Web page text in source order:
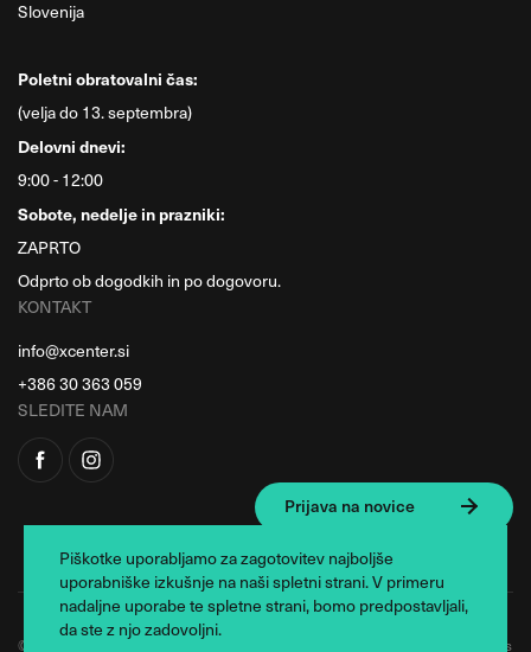
Slovenija
Poletni obratovalni čas:
(velja do 13. septembra)
Delovni dnevi:
9:00 - 12:00
Sobote, nedelje in prazniki:
ZAPRTO
Odprto ob dogodkih in po dogovoru.
KONTAKT
info@xcenter.si
+386 30 363 059
SLEDITE NAM
Prijava na novice
© 2026 Xcenter. All rights reserved. Oblikovanje in razvoj: Business Solutions
Piškotke uporabljamo za zagotovitev najboljše
uporabniške izkušnje na naši spletni strani. V primeru
nadaljne uporabe te spletne strani, bomo predpostavljali,
da ste z njo zadovoljni.